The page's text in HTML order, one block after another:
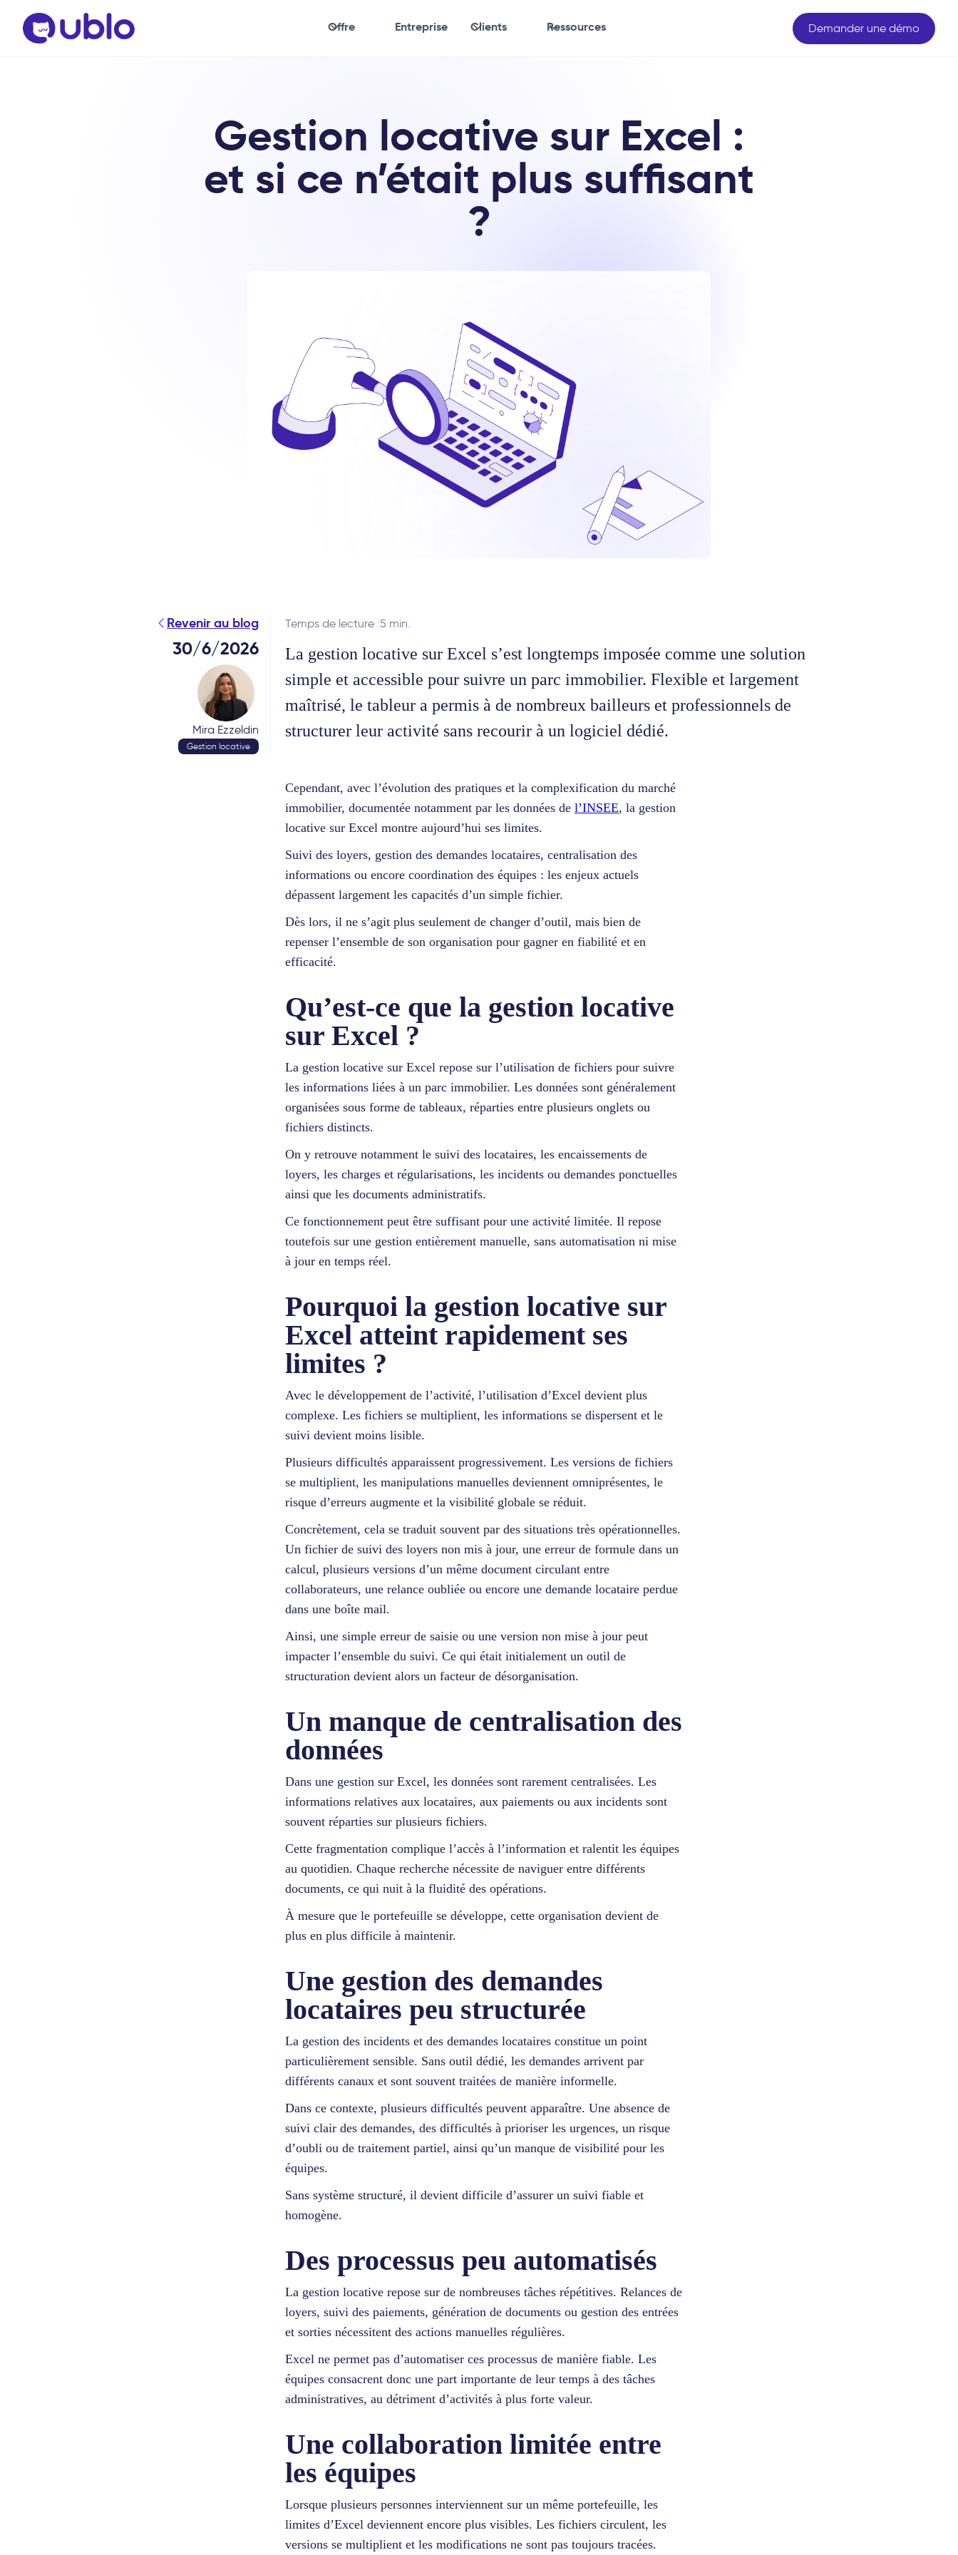
Offre Entreprise Clients Ressources Demander une démo
Gestion locative sur Excel :
et si ce n’était plus suffisant
?
Revenir au blog
30/6/2026
Mira Ezzeldin
Gestion locative
Temps de lecture :5 min.
La gestion locative sur Excel s’est longtemps imposée comme une solution
simple et accessible pour suivre un parc immobilier. Flexible et largement
maîtrisé, le tableur a permis à de nombreux bailleurs et professionnels de
structurer leur activité sans recourir à un logiciel dédié.
Cependant, avec l’évolution des pratiques et la complexification du marché
immobilier, documentée notamment par les données de l’INSEE, la gestion
locative sur Excel montre aujourd’hui ses limites.
Suivi des loyers, gestion des demandes locataires, centralisation des
informations ou encore coordination des équipes : les enjeux actuels
dépassent largement les capacités d’un simple fichier.
Dès lors, il ne s’agit plus seulement de changer d’outil, mais bien de
repenser l’ensemble de son organisation pour gagner en fiabilité et en
efficacité.
Qu’est-ce que la gestion locative
sur Excel ?
La gestion locative sur Excel repose sur l’utilisation de fichiers pour suivre
les informations liées à un parc immobilier. Les données sont généralement
organisées sous forme de tableaux, réparties entre plusieurs onglets ou
fichiers distincts.
On y retrouve notamment le suivi des locataires, les encaissements de
loyers, les charges et régularisations, les incidents ou demandes ponctuelles
ainsi que les documents administratifs.
Ce fonctionnement peut être suffisant pour une activité limitée. Il repose
toutefois sur une gestion entièrement manuelle, sans automatisation ni mise
à jour en temps réel.
Pourquoi la gestion locative sur
Excel atteint rapidement ses
limites ?
Avec le développement de l’activité, l’utilisation d’Excel devient plus
complexe. Les fichiers se multiplient, les informations se dispersent et le
suivi devient moins lisible.
Plusieurs difficultés apparaissent progressivement. Les versions de fichiers
se multiplient, les manipulations manuelles deviennent omniprésentes, le
risque d’erreurs augmente et la visibilité globale se réduit.
Concrètement, cela se traduit souvent par des situations très opérationnelles.
Un fichier de suivi des loyers non mis à jour, une erreur de formule dans un
calcul, plusieurs versions d’un même document circulant entre
collaborateurs, une relance oubliée ou encore une demande locataire perdue
dans une boîte mail.
Ainsi, une simple erreur de saisie ou une version non mise à jour peut
impacter l’ensemble du suivi. Ce qui était initialement un outil de
structuration devient alors un facteur de désorganisation.
Un manque de centralisation des
données
Dans une gestion sur Excel, les données sont rarement centralisées. Les
informations relatives aux locataires, aux paiements ou aux incidents sont
souvent réparties sur plusieurs fichiers.
Cette fragmentation complique l’accès à l’information et ralentit les équipes
au quotidien. Chaque recherche nécessite de naviguer entre différents
documents, ce qui nuit à la fluidité des opérations.
À mesure que le portefeuille se développe, cette organisation devient de
plus en plus difficile à maintenir.
Une gestion des demandes
locataires peu structurée
La gestion des incidents et des demandes locataires constitue un point
particulièrement sensible. Sans outil dédié, les demandes arrivent par
différents canaux et sont souvent traitées de manière informelle.
Dans ce contexte, plusieurs difficultés peuvent apparaître. Une absence de
suivi clair des demandes, des difficultés à prioriser les urgences, un risque
d’oubli ou de traitement partiel, ainsi qu’un manque de visibilité pour les
équipes.
Sans système structuré, il devient difficile d’assurer un suivi fiable et
homogène.
Des processus peu automatisés
La gestion locative repose sur de nombreuses tâches répétitives. Relances de
loyers, suivi des paiements, génération de documents ou gestion des entrées
et sorties nécessitent des actions manuelles régulières.
Excel ne permet pas d’automatiser ces processus de manière fiable. Les
équipes consacrent donc une part importante de leur temps à des tâches
administratives, au détriment d’activités à plus forte valeur.
Une collaboration limitée entre
les équipes
Lorsque plusieurs personnes interviennent sur un même portefeuille, les
limites d’Excel deviennent encore plus visibles. Les fichiers circulent, les
versions se multiplient et les modifications ne sont pas toujours tracées.